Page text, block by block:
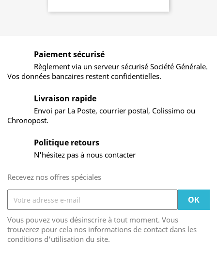
Paiement sécurisé
Règlement via un serveur sécurisé Société Générale.
Vos données bancaires restent confidentielles.
Livraison rapide
Envoi par La Poste, courrier postal, Colissimo ou
Chronopost.
Politique retours
N'hésitez pas à nous contacter
Recevez nos offres spéciales
Vous pouvez vous désinscrire à tout moment. Vous
trouverez pour cela nos informations de contact dans les
conditions d'utilisation du site.